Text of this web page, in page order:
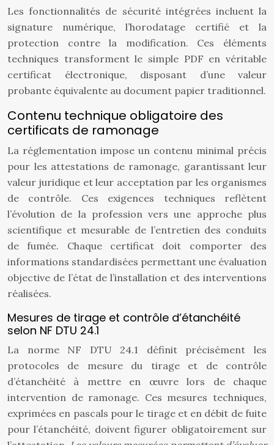
Les fonctionnalités de sécurité intégrées incluent la
signature numérique, l’horodatage certifié et la
protection contre la modification. Ces éléments
techniques transforment le simple PDF en véritable
certificat électronique, disposant d’une valeur
probante équivalente au document papier traditionnel.
Contenu technique obligatoire des
certificats de ramonage
La réglementation impose un contenu minimal précis
pour les attestations de ramonage, garantissant leur
valeur juridique et leur acceptation par les organismes
de contrôle. Ces exigences techniques reflètent
l’évolution de la profession vers une approche plus
scientifique et mesurable de l’entretien des conduits
de fumée. Chaque certificat doit comporter des
informations standardisées permettant une évaluation
objective de l’état de l’installation et des interventions
réalisées.
Mesures de tirage et contrôle d’étanchéité
selon NF DTU 24.1
La norme NF DTU 24.1 définit précisément les
protocoles de mesure du tirage et de contrôle
d’étanchéité à mettre en œuvre lors de chaque
intervention de ramonage. Ces mesures techniques,
exprimées en pascals pour le tirage et en débit de fuite
pour l’étanchéité, doivent figurer obligatoirement sur